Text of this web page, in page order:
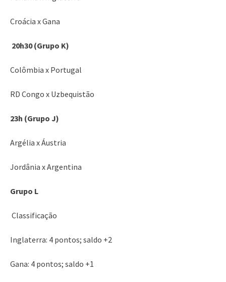
Croácia x Gana
20h30 (Grupo K)
Colômbia x Portugal
RD Congo x Uzbequistão
23h (Grupo J)
Argélia x Áustria
Jordânia x Argentina
Grupo L
Classificação
Inglaterra: 4 pontos; saldo +2
Gana: 4 pontos; saldo +1